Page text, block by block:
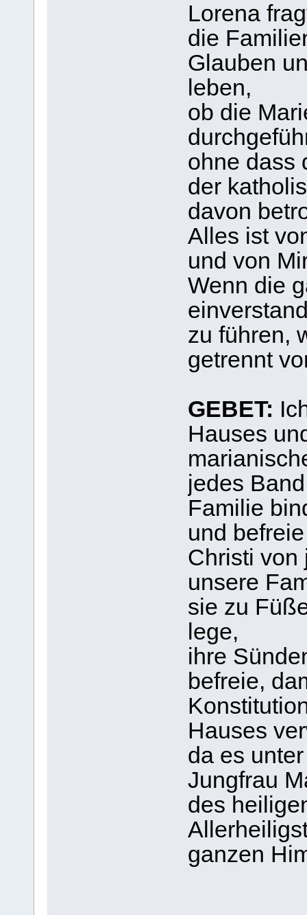
Lorena
die
Glauben
leben,
ob die
ohne dass
der
davon
Alles ist
und von
Wenn die
zu führen,
getrennt
GEBET:
Hauses
jedes
Familie
und
Christi von
unsere
sie zu
lege,
ihre
befreie,
Hauses
da es
Jungfrau
des
ganzen